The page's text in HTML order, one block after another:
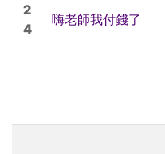
2
4
嗨老師我付錢了